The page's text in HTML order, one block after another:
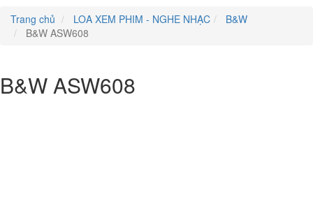
Trang chủ
LOA XEM PHIM - NGHE NHẠC
B&W
B&W ASW608
B&W ASW608